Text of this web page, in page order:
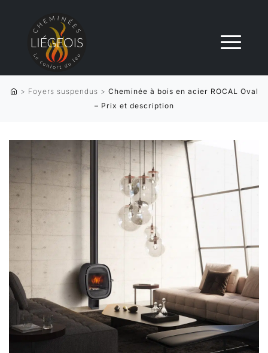
> Foyers suspendus > Cheminée à bois en acier ROCAL Oval
– Prix et description